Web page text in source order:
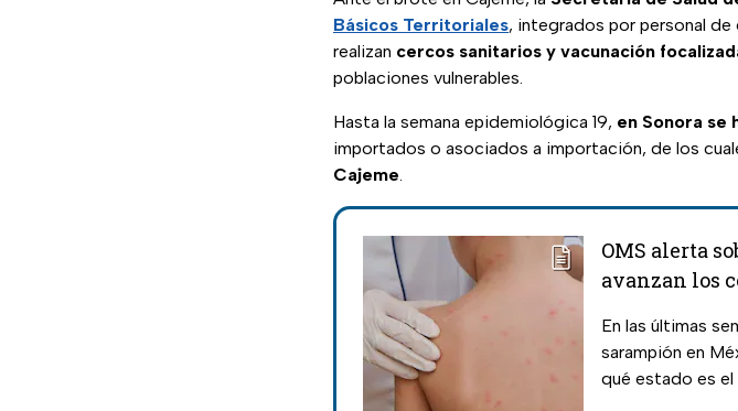
Básicos Territoriales, integrados por personal
realizan cercos sanitarios y vacunación
poblaciones vulnerables.
Hasta la semana epidemiológica 19, en Sonora se
importados o asociados a importación, de los
Cajeme.
OMS alerta
avanzan los
En las últimas
sarampión en
qué estado es